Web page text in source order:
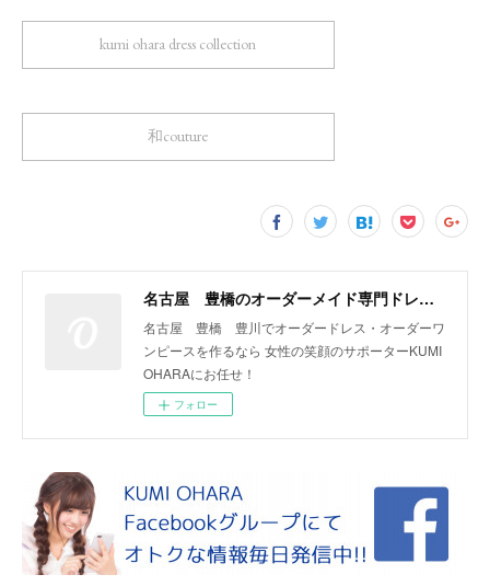
kumi ohara dress collection
和couture
名古屋 豊橋のオーダーメイド専門ドレスデザイナー KUMI OHARA
名古屋 豊橋 豊川でオーダードレス・オーダーワ
ンピースを作るなら 女性の笑顔のサポーターKUMI
OHARAにお任せ！
フォロー